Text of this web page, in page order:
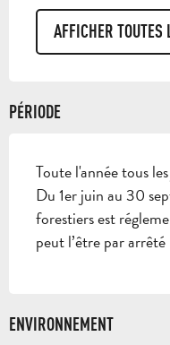
AFFICHER TOUTES
PÉRIODE
Toute l'année tous
Du 1er juin au 30
forestiers est
peut l’être par arrêté
ENVIRONNEMENT